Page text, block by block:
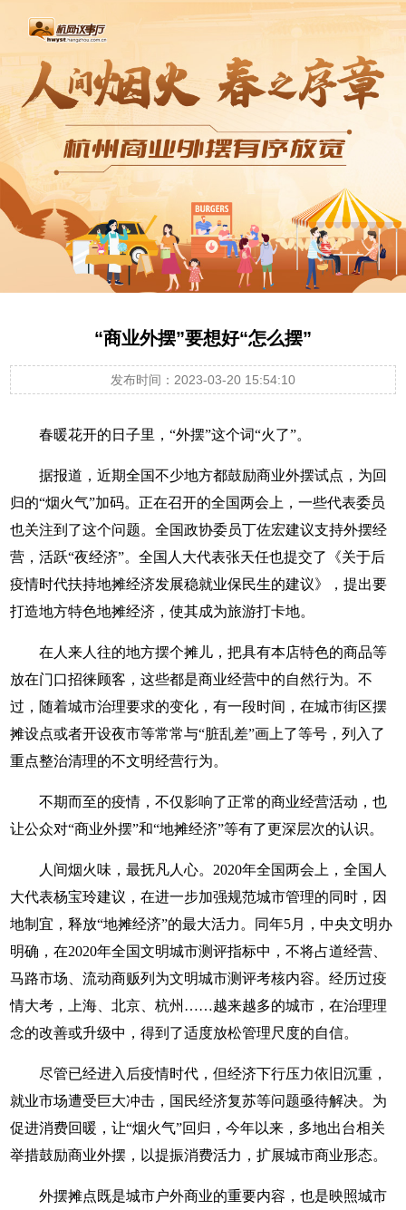
“商业外摆”要想好“怎么摆”
发布时间：2023-03-20 15:54:10
春暖花开的日子里，“外摆”这个词“火了”。
据报道，近期全国不少地方都鼓励商业外摆试点，为回
归的“烟火气”加码。正在召开的全国两会上，一些代表委员
也关注到了这个问题。全国政协委员丁佐宏建议支持外摆经
营，活跃“夜经济”。全国人大代表张天任也提交了《关于后
疫情时代扶持地摊经济发展稳就业保民生的建议》，提出要
打造地方特色地摊经济，使其成为旅游打卡地。
在人来人往的地方摆个摊儿，把具有本店特色的商品等
放在门口招徕顾客，这些都是商业经营中的自然行为。不
过，随着城市治理要求的变化，有一段时间，在城市街区摆
摊设点或者开设夜市等常常与“脏乱差”画上了等号，列入了
重点整治清理的不文明经营行为。
不期而至的疫情，不仅影响了正常的商业经营活动，也
让公众对“商业外摆”和“地摊经济”等有了更深层次的认识。
人间烟火味，最抚凡人心。2020年全国两会上，全国人
大代表杨宝玲建议，在进一步加强规范城市管理的同时，因
地制宜，释放“地摊经济”的最大活力。同年5月，中央文明办
明确，在2020年全国文明城市测评指标中，不将占道经营、
马路市场、流动商贩列为文明城市测评考核内容。经历过疫
情大考，上海、北京、杭州……越来越多的城市，在治理理
念的改善或升级中，得到了适度放松管理尺度的自信。
尽管已经进入后疫情时代，但经济下行压力依旧沉重，
就业市场遭受巨大冲击，国民经济复苏等问题亟待解决。为
促进消费回暖，让“烟火气”回归，今年以来，多地出台相关
举措鼓励商业外摆，以提振消费活力，扩展城市商业形态。
外摆摊点既是城市户外商业的重要内容，也是映照城市